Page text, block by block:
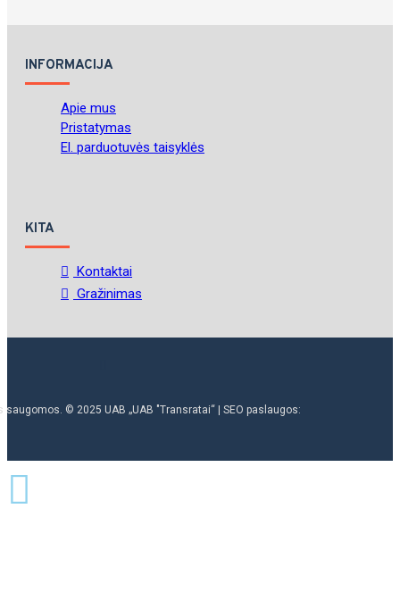
INFORMACIJA
Apie mus
Pristatymas
El. parduotuvės taisyklės
KITA
Kontaktai
Gražinimas
saugomos. © 2025 UAB „UAB "Transratai“ | SEO paslaugos: